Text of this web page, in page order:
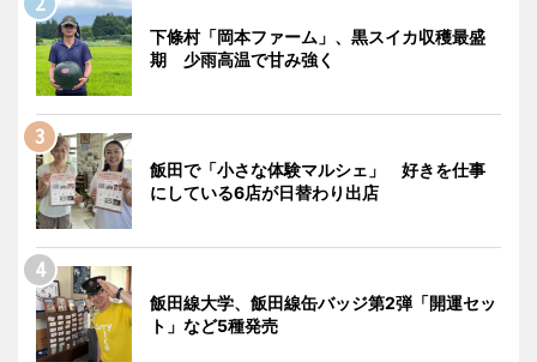
下條村「岡本ファーム」、黒スイカ収穫最盛
期 少雨高温で甘み強く
飯田で「小さな体験マルシェ」 好きを仕事
にしている6店が日替わり出店
飯田線大学、飯田線缶バッジ第2弾「開運セッ
ト」など5種発売